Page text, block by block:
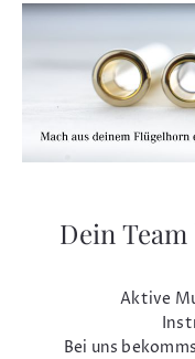
Dein
Aktive
Bei uns